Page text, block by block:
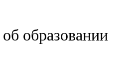
образовании